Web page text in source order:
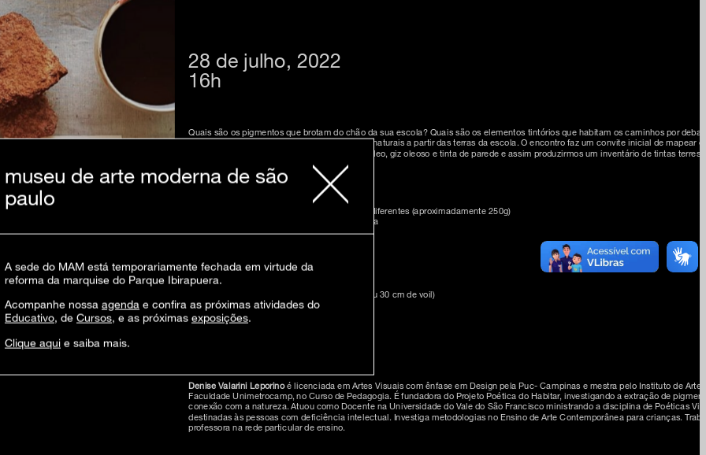
28 de julho, 2022
16h
Quais são os pigmentos que brotam do chão da sua escola? Quais são os elementos tintórios que habitam os caminhos por
um laboratório destinado à produção de tintas naturais a partir das terras da escola. O encontro faz um convite inicial de mapear
extrairmos pigmentos para produção de tinta óleo, giz oleoso e tinta de parede e assim produzirmos um inventário de tintas
colete duas porções de terra com cores diferentes (aproximadamente 250g)
2 colheres de sopa de semente de linhaça
1 pilão
2 colheres de óleo de linhaça
1 colher de sopa
1 copo, peneira
1 filtro de café (de preferência de pano, ou 30 cm de voil)
3 prendedores
200 gramas de cal para pintura
1 espátula
Denise Valarini Leporinoé licenciada em Artes Visuais com ênfase em Design pela Puc- Campinas e mestra pelo Instituto de
Faculdade Unimetrocamp, no Curso de Pedagogia. É fundadora do Projeto Poética do Habitar, investigando a extração de
conexão com a natureza. Atuou como Docente na Universidade do Vale do São Francisco ministrando a disciplina de Poéticas
destinadas às pessoas com deficiência intelectual. Investiga metodologias no Ensino de Arte Contemporânea para crianças.
professora na rede particular de ensino.
museu de arte moderna de são
paulo
A sede do MAM está temporariamente fechada em virtude da
reforma da marquise do Parque Ibirapuera.
Acompanhe nossa agenda e confira as próximas atividades do
Educativo, de Cursos, e as próximas exposições.
Clique aqui e saiba mais.